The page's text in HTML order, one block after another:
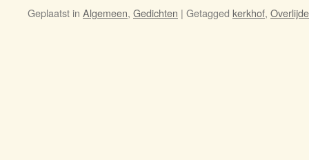
Geplaatst in Algemeen, Gedichten | Getagged kerkhof,